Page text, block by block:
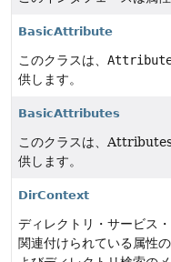
BasicAttribute
このクラスは、
供します。
BasicAttributes
このクラスは、
供します。
DirContext
ディレクトリ・サービス
関連付けられている属性